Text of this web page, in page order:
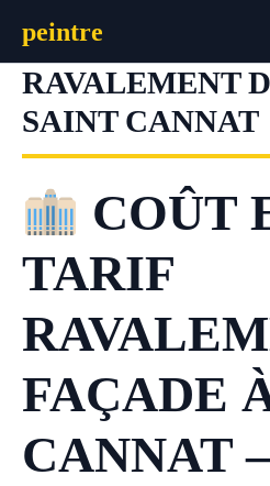
contenu
peintre
RAVALEMENT
SAINT CANNAT
COÛT
TARIF
FAÇADE
CANNAT –